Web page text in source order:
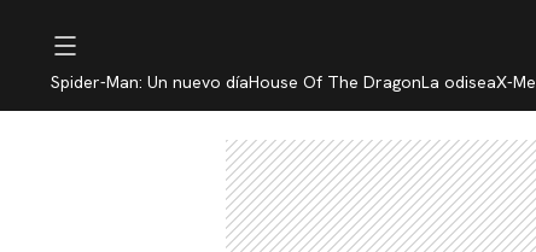
Spider-Man: Un nuevo díaHouse Of The DragonLa odiseaX-